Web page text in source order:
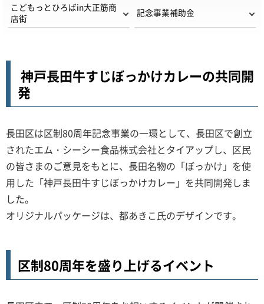
こどもっとひろばin大正筋商
店街
記念事業補助金
神戸長田牛すじぼっかけカレーの共同開
発
長田区は区制80周年記念事業の一環として、長田区で創立
されたエム・シーシー食品株式会社とタイアップし、区民
の皆さまのご意見をもとに、長田名物の「ぼっかけ」を使
用した「神戸長田牛すじぼっかけカレー」を共同開発しま
した。
オリジナルパッケージは、都あきこ氏のデザインです。
区制80周年を盛り上げるイベント